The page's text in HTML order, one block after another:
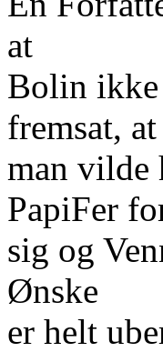
at
Bolin ikke
fremsat, at
man vilde
PapiFer
sig og
Ønske
er helt